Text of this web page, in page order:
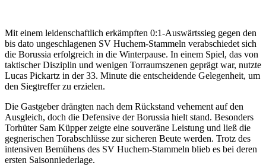
Mit einem leidenschaftlich erkämpften 0:1-Auswärtssieg gegen den
bis dato ungeschlagenen SV Huchem-Stammeln verabschiedet sich
die Borussia erfolgreich in die Winterpause. In einem Spiel, das von
taktischer Disziplin und wenigen Torraumszenen geprägt war, nutzte
Lucas Pickartz in der 33. Minute die entscheidende Gelegenheit, um
den Siegtreffer zu erzielen.
Die Gastgeber drängten nach dem Rückstand vehement auf den
Ausgleich, doch die Defensive der Borussia hielt stand. Besonders
Torhüter Sam Küpper zeigte eine souveräne Leistung und ließ die
gegnerischen Torabschlüsse zur sicheren Beute werden. Trotz des
intensiven Bemühens des SV Huchem-Stammeln blieb es bei deren
ersten Saisonniederlage.